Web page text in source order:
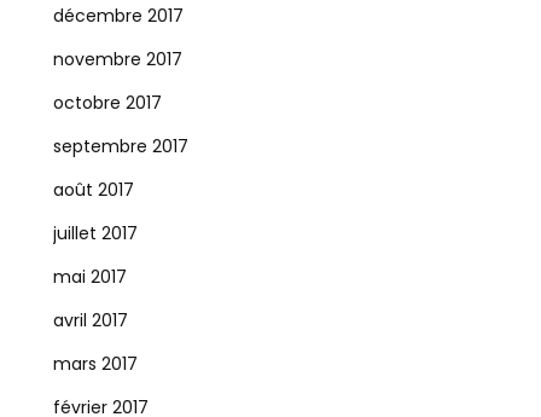
décembre 2017
novembre 2017
octobre 2017
septembre 2017
août 2017
juillet 2017
mai 2017
avril 2017
mars 2017
février 2017